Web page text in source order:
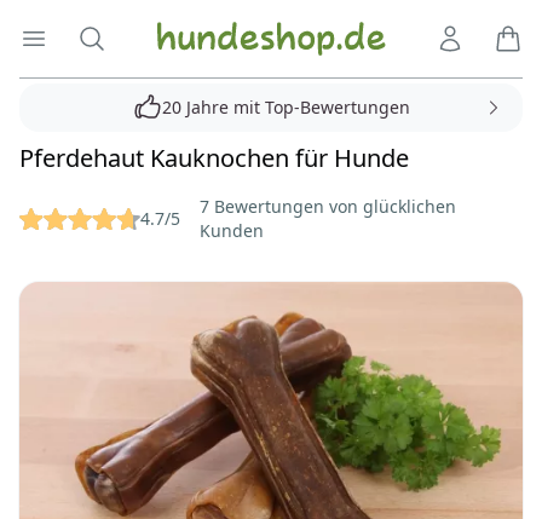
Menü öffnen
Suche Hundeshop.de
20 Jahre mit Top-Bewertungen
Pferdehaut Kauknochen für Hunde
Reviews 4.7/5
7 Bewertungen von glücklichen
Kunden
Bilder